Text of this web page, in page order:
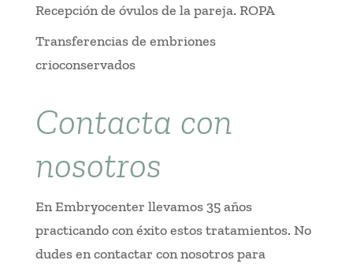
Recepción de óvulos de la pareja. ROPA
Transferencias de embriones
crioconservados
Contacta con
nosotros
En Embryocenter llevamos 35 años
practicando con éxito estos tratamientos. No
dudes en contactar con nosotros para